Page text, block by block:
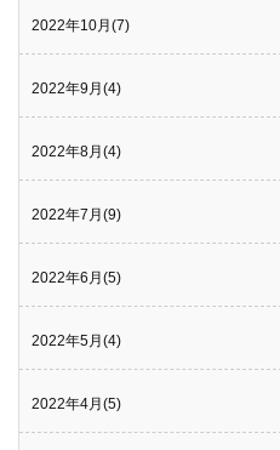
2022年10月(7)
2022年9月(4)
2022年8月(4)
2022年7月(9)
2022年6月(5)
2022年5月(4)
2022年4月(5)